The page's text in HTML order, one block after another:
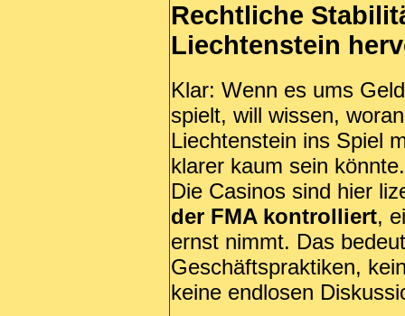
Rechtliche
Liechtenstein
Klar: Wenn es ums
spielt, will wissen,
Liechtenstein ins Spiel
klarer kaum sein könnte.
Die Casinos sind hier
der FMA kontrolliert,
ernst nimmt. Das
Geschäftspraktiken,
keine endlosen